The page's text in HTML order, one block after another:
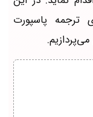
ترجمه پاسپورت